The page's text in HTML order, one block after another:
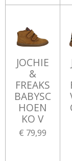
JOCHIE
&
FREAKS
BABYSC
HOEN
KO V
€ 79,99